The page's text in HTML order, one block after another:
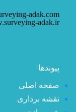
adak.com
adak.ir
پیوندها
صفحه اصلی
نقشه برداری